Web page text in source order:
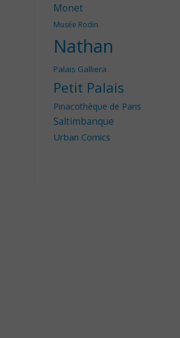
Monet
Musée Rodin
Nathan
Palais Galliera
Petit Palais
Pinacothèque de Paris
Saltimbanque
Urban Comics